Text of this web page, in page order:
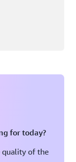
for today?
quality of the